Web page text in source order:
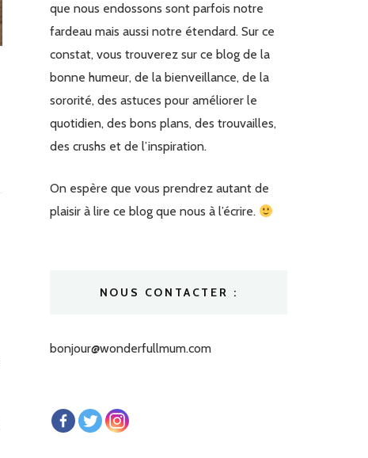
que nous endossons sont parfois notre
fardeau mais aussi notre étendard. Sur ce
constat, vous trouverez sur ce blog de la
bonne humeur, de la bienveillance, de la
sororité, des astuces pour améliorer le
quotidien, des bons plans, des trouvailles,
des crushs et de l’inspiration.
On espère que vous prendrez autant de
plaisir à lire ce blog que nous à l’écrire.
NOUS CONTACTER :
bonjour@wonderfullmum.com